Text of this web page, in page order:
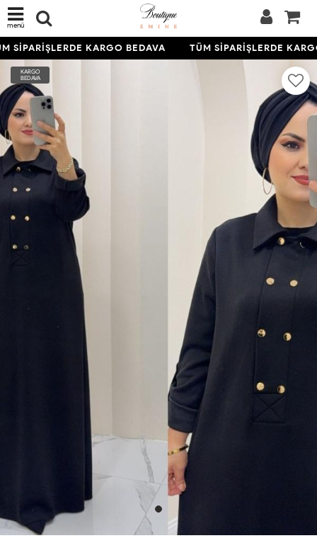
menü
SİPARİŞLERDE KARGO BEDAVA TÜM SİPARİŞLERDE
KARGO
BEDAVA